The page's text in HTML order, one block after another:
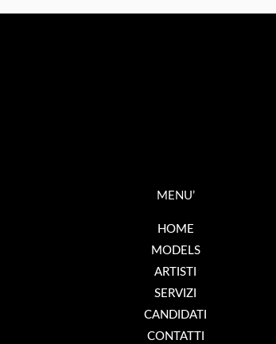
MENU’
HOME
MODELS
ARTISTI
SERVIZI
CANDIDATI
CONTATTI